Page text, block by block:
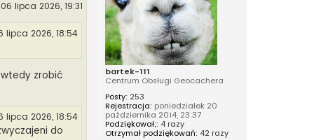
bartek-111
Centrum Obsługi Geocachera
Posty: 253
Rejestracja: poniedziałek 20
października 2014, 23:37
Podziękował;: 4 razy
Otrzymał podziękowań: 42 razy
lipca 2026, 19:31
lipca 2026, 18:54
zrobić
lipca 2026, 18:54
do